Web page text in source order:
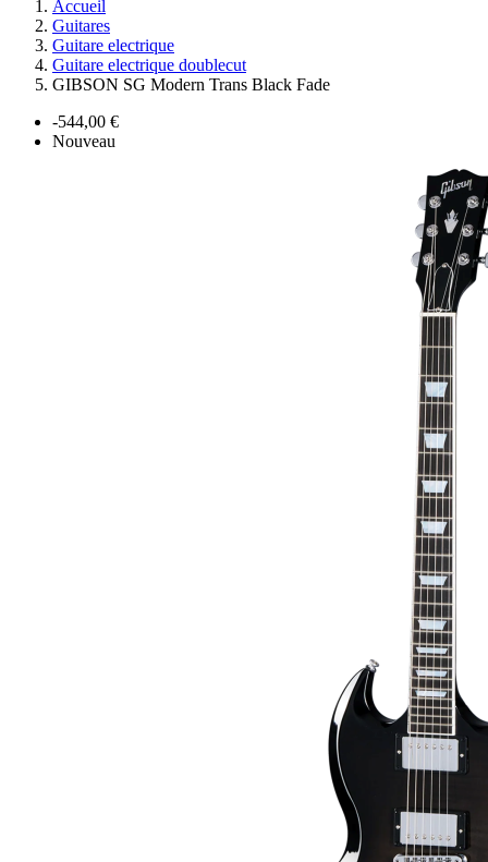
Accueil
Guitares
Guitare electrique
Guitare electrique doublecut
GIBSON SG Modern Trans Black Fade
-544,00 €
Nouveau